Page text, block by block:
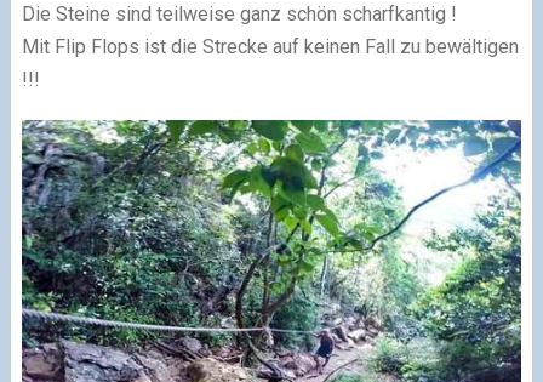
Die Steine sind teilweise ganz schön scharfkantig !
Mit Flip Flops ist die Strecke auf keinen Fall zu bewältigen
!!!